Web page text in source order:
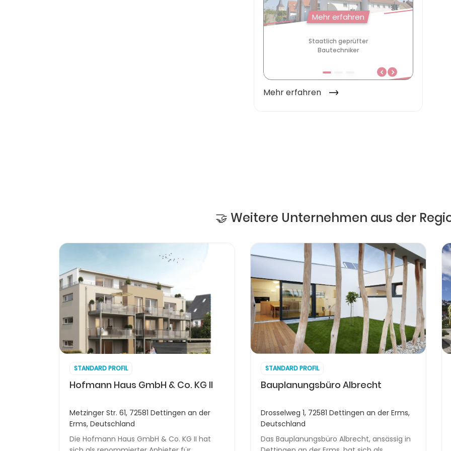
🤝 Weitere Unternehmen aus der
STANDARD PROFIL
Hofmann Haus GmbH & Co. KG II
Metzinger Str. 61, 72581 Dettingen an der
Erms, Deutschland
Die Hofmann Haus GmbH & Co. KG II hat
STANDARD PROFIL
Bauplanungsbüro Albrecht
Drosselweg 1, 72581 Dettingen an der Erms,
Deutschland
Das Bauplanungsbüro Albrecht, ansässig in